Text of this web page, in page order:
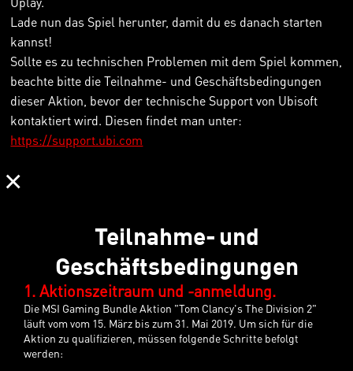
Lade nun das Spiel herunter, damit du es danach starten
kannst!
Sollte es zu technischen Problemen mit dem Spiel kommen,
beachte bitte die Teilnahme- und Geschäftsbedingungen
dieser Aktion, bevor der technische Support von Ubisoft
kontaktiert wird. Diesen findet man unter:
https://support.ubi.com
×
Teilnahme- und
Geschäftsbedingungen
1. Aktionszeitraum und -anmeldung.
Die MSI Gaming Bundle Aktion "Tom Clancy's The Division 2"
läuft vom vom 15. März bis zum 31. Mai 2019. Um sich für die
Aktion zu qualifizieren, müssen folgende Schritte befolgt
werden: